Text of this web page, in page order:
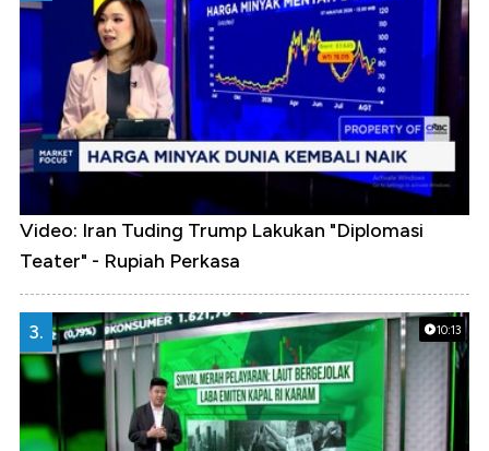
Video: Iran Tuding Trump Lakukan "Diplomasi
Teater" - Rupiah Perkasa
10:13
3.